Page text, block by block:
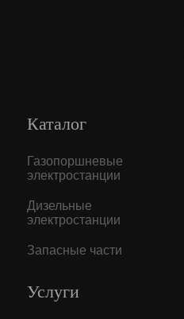
Каталог
Газопоршневые
электростанции
Дизельные
электростанции
Запасные части
Услуги